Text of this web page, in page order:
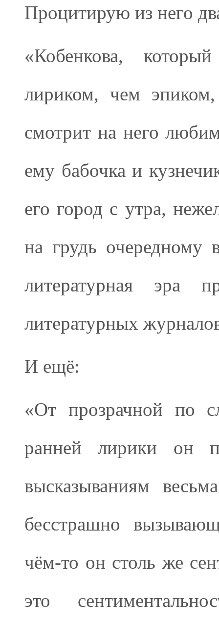
Процитирую из него
«Кобенкова,
лириком, чем
смотрит на него
ему бабочка и
его город с утра,
на грудь очередному
литературная эра
литературных
И ещё:
«От прозрачной по
ранней лирики он
высказываниям
бесстрашно
чём-то он столь же
это